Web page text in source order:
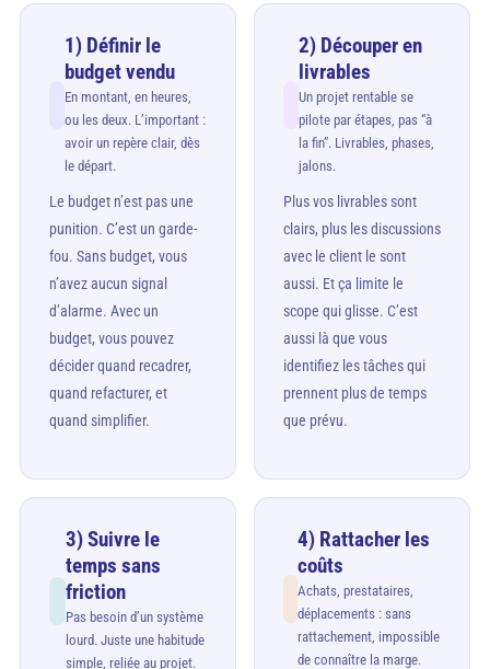
1) Définir le
budget vendu
En montant, en heures,
ou les deux. L’important :
avoir un repère clair, dès
le départ.
Le budget n’est pas une
punition. C’est un garde-
fou. Sans budget, vous
n’avez aucun signal
d’alarme. Avec un
budget, vous pouvez
décider quand recadrer,
quand refacturer, et
quand simplifier.
2) Découper en
livrables
Un projet rentable se
pilote par étapes, pas “à
la fin”. Livrables, phases,
jalons.
Plus vos livrables sont
clairs, plus les discussions
avec le client le sont
aussi. Et ça limite le
scope qui glisse. C’est
aussi là que vous
identifiez les tâches qui
prennent plus de temps
que prévu.
3) Suivre le
temps sans
friction
Pas besoin d’un système
lourd. Juste une habitude
simple, reliée au projet.
4) Rattacher les
coûts
Achats, prestataires,
déplacements : sans
rattachement, impossible
de connaître la marge.